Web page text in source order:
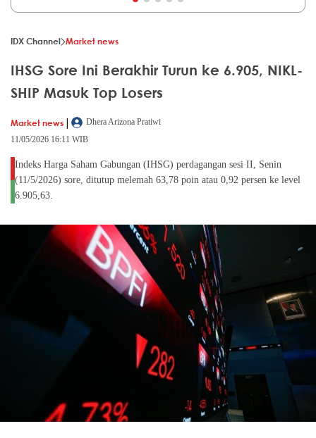
IDX Channel Market news
IHSG Sore Ini Berakhir Turun ke 6.905, NIKL-
SHIP Masuk Top Losers
Market news |
Dhera Arizona Pratiwi
11/05/2026 16:11 WIB
Indeks Harga Saham Gabungan (IHSG) perdagangan sesi II, Senin
(11/5/2026) sore, ditutup melemah 63,78 poin atau 0,92 persen ke level
6.905,63.